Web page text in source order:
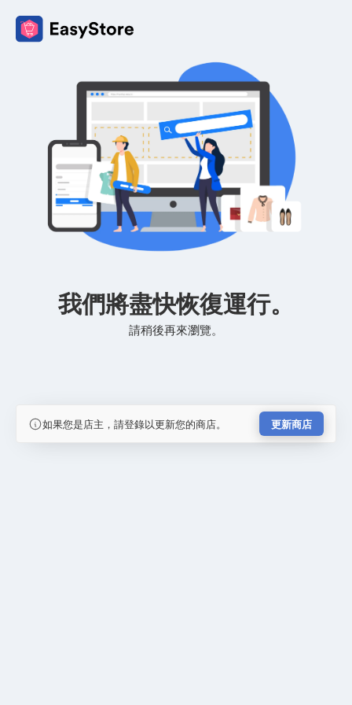
我們將盡快恢復運行。
請稍後再來瀏覽。
如果您是店主，請登錄以更新您的商店。 更新商店